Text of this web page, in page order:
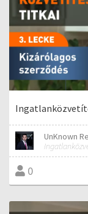
UnKnown
0